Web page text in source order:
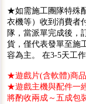
★如需施工團隊特殊
衣機等）收到消費者
隊，當派單完成後，
貨，僅代表發單至施
容為主。 在3-5天工
★遊戲片(含軟體)商品
★遊戲主機與配件一
將酌收兩成～五成包